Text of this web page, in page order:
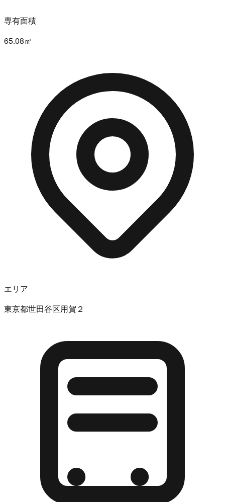
専有面積
65.08㎡
エリア
東京都世田谷区用賀２